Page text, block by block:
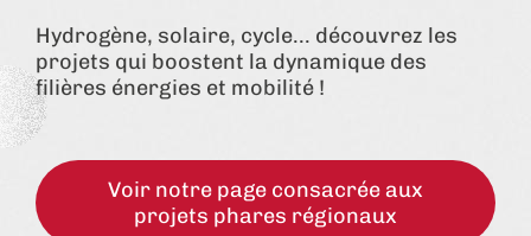
Hydrogène, solaire, cycle... découvrez les
projets qui boostent la dynamique des
filières énergies et mobilité !
Voir notre page consacrée aux
projets phares régionaux